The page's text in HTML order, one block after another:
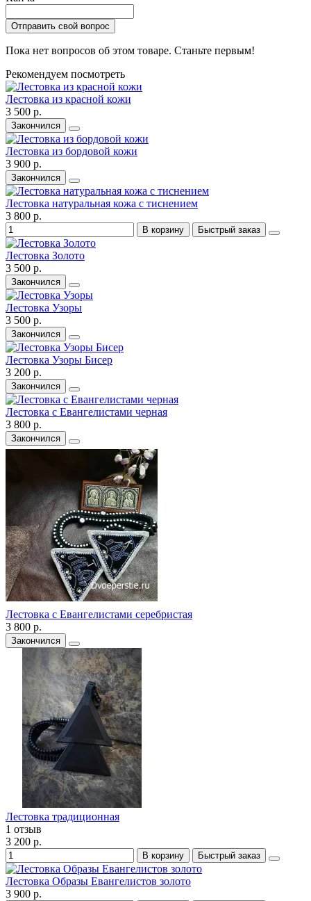
Отправить свой вопрос
Пока нет вопросов об этом товаре. Станьте первым!
Рекомендуем посмотреть
Лестовка из красной кожи
3 500 р.
Закончился
Лестовка из бордовой кожи
3 900 р.
Закончился
Лестовка натуральная кожа с тиснением
3 800 р.
В корзину Быстрый заказ
Лестовка Золото
3 500 р.
Закончился
Лестовка Узоры
3 500 р.
Закончился
Лестовка Узоры Бисер
3 200 р.
Закончился
Лестовка с Евангелистами черная
3 800 р.
Закончился
Лестовка с Евангелистами серебристая
3 800 р.
Закончился
Лестовка традиционная
1 отзыв
3 200 р.
В корзину Быстрый заказ
Лестовка Образы Евангелистов золото
3 900 р.